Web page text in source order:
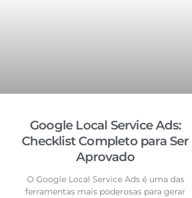
Google Local Service Ads:
Checklist Completo para Ser
Aprovado
O Google Local Service Ads é uma das
ferramentas mais poderosas para gerar